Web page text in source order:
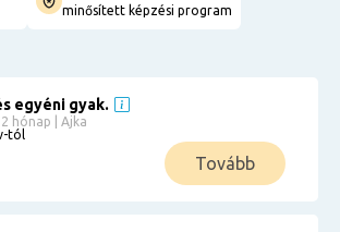
minősített képzési program
egyéni gyak.
hónap | Ajka
tól
Tovább